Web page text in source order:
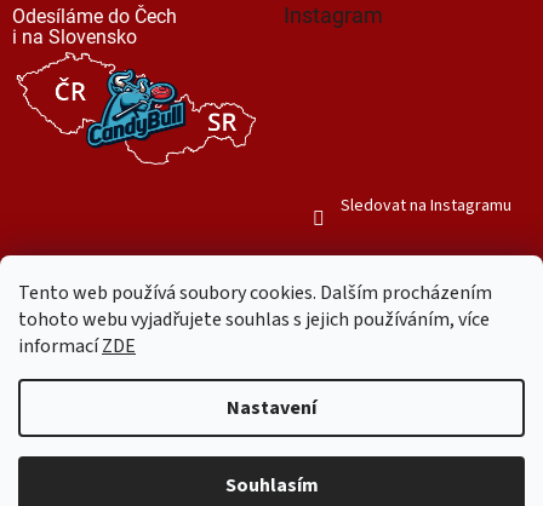
Tento web používá soubory cookies. Dalším procházením
tohoto webu vyjadřujete souhlas s jejich používáním, více
informacíZDE
Nastavení
Souhlasím
Odesíláme do Čech
i na Slovensko
Instagram
Sledovat na Instagramu
Copyright 2026Mr. Candy Bull. Všechna práva vyhrazena.Upravit
nastavení cookies